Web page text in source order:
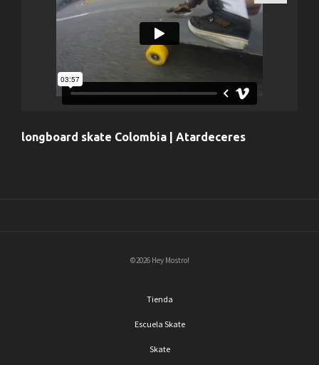
longboard skate Colombia | Atardeceres
©2026 Hey Mostro!
Tienda
Escuela Skate
Skate